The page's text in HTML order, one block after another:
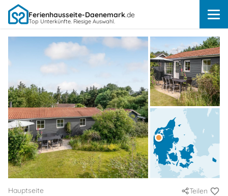
Ferienhausseite-Daenemark.de
Top Unterkünfte. Riesige Auswahl.
Hauptseite Teilen